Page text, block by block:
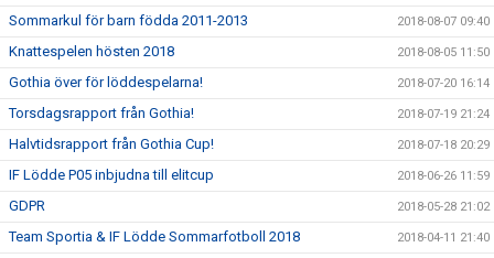
Sommarkul för barn födda 2011-2013 2018-08-07 09:40
Knattespelen hösten 2018 2018-08-05 11:50
Gothia över för löddespelarna! 2018-07-20 16:14
Torsdagsrapport från Gothia! 2018-07-19 21:24
Halvtidsrapport från Gothia Cup! 2018-07-18 20:29
IF Lödde P05 inbjudna till elitcup 2018-06-26 11:59
GDPR 2018-05-28 21:02
Team Sportia & IF Lödde Sommarfotboll 2018 2018-04-11 21:40